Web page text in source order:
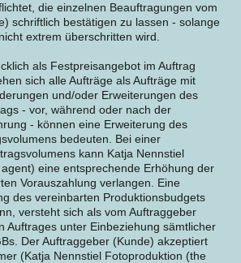
die einzelnen Beauftragungen vom
schriftlich bestätigen zu lassen - solange
extrem überschritten wird.
als Festpreisangebot im Auftrag
sich alle Aufträge als Aufträge mit
und/oder Erweiterungen des
- vor, während oder nach der
- können eine Erweiterung des
bedeuten. Bei einer
kann Katja Nennstiel
eine entsprechende Erhöhung der
Vorauszahlung verlangen. Eine
des vereinbarten Produktionsbudgets
versteht sich als vom Auftraggeber
Auftrages unter Einbeziehung sämtlicher
Der Auftraggeber (Kunde) akzeptiert
(Katja Nennstiel Fotoproduktion (the